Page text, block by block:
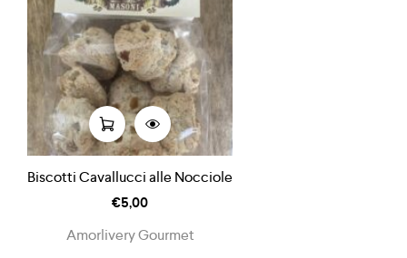
Biscotti Cavallucci alle Nocciole
€5,00
Amorlivery Gourmet